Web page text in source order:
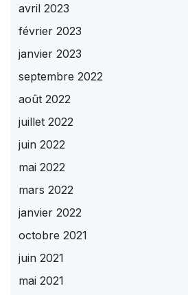
avril 2023
février 2023
janvier 2023
septembre 2022
août 2022
juillet 2022
juin 2022
mai 2022
mars 2022
janvier 2022
octobre 2021
juin 2021
mai 2021